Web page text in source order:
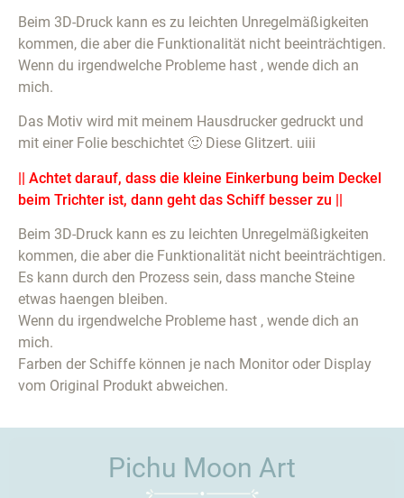
Beim 3D-Druck kann es zu leichten Unregelmäßigkeiten
kommen, die aber die Funktionalität nicht beeinträchtigen.
Wenn du irgendwelche Probleme hast , wende dich an
mich.
Das Motiv wird mit meinem Hausdrucker gedruckt und
mit einer Folie beschichtet 🙂 Diese Glitzert. uiii
|| Achtet darauf, dass die kleine Einkerbung beim Deckel
beim Trichter ist, dann geht das Schiff besser zu ||
Beim 3D-Druck kann es zu leichten Unregelmäßigkeiten
kommen, die aber die Funktionalität nicht beeinträchtigen.
Es kann durch den Prozess sein, dass manche Steine
etwas haengen bleiben.
Wenn du irgendwelche Probleme hast , wende dich an
mich.
Farben der Schiffe können je nach Monitor oder Display
vom Original Produkt abweichen.
Pichu Moon Art